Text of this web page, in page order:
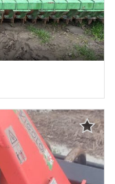
pastello